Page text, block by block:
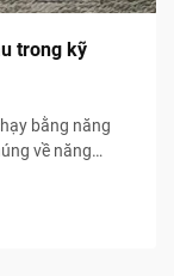
trong kỹ
bằng năng
về năng